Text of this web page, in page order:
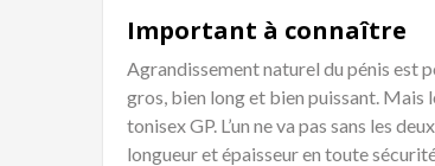
Important à connaître
Agrandissement naturel du pénis est
gros, bien long et bien puissant. Mais
tonisex GP. L’un ne va pas sans les
longueur et épaisseur en toute